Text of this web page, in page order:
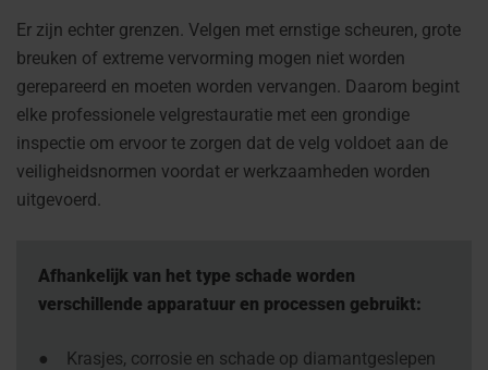
Er zijn echter grenzen. Velgen met ernstige scheuren, grote
breuken of extreme vervorming mogen niet worden
gerepareerd en moeten worden vervangen. Daarom begint
elke professionele velgrestauratie met een grondige
inspectie om ervoor te zorgen dat de velg voldoet aan de
veiligheidsnormen voordat er werkzaamheden worden
uitgevoerd.
Afhankelijk van het type schade worden
verschillende apparatuur en processen gebruikt:
●
Krasjes, corrosie en schade op diamantgeslepen